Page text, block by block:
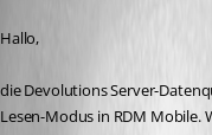
Hallo,
die Devolutions Server-
Lesen-Modus in RDM Mobile.